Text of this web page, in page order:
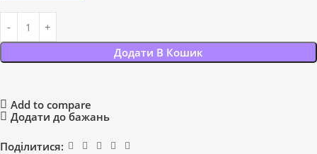
Додати В Кошик
Add to compare
Додати до бажань
Поділитися: